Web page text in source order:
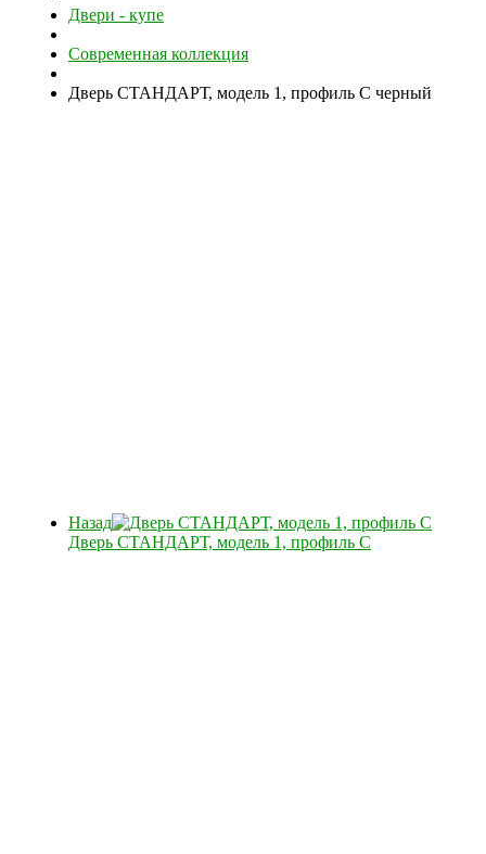
Двери - купе
Современная коллекция
Дверь СТАНДАРТ, модель 1, профиль С черный
Назад
Дверь СТАНДАРТ, модель 1, профиль С